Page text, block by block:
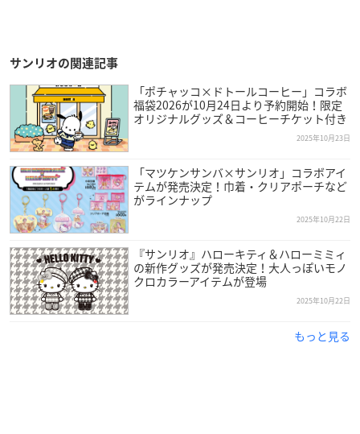
サンリオの関連記事
「ポチャッコ×ドトールコーヒー」コラボ
福袋2026が10月24日より予約開始！限定
オリジナルグッズ＆コーヒーチケット付き
2025年10月23日
「マツケンサンバ×サンリオ」コラボアイ
テムが発売決定！巾着・クリアポーチなど
がラインナップ
2025年10月22日
『サンリオ』ハローキティ＆ハローミミィ
の新作グッズが発売決定！大人っぽいモノ
クロカラーアイテムが登場
2025年10月22日
もっと見る